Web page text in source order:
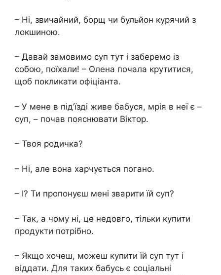
– Ні, звичайний, борщ чи бульйон курячий з
локшиною.
– Давай замовимо суп тут і заберемо із
собою, поїхали! – Олена почала крутитися,
щоб покликати офіціанта.
– У мене в під’їзді живе бабуся, мрія в неї є –
суп, – почав пояснювати Віктор.
– Твоя родичка?
– Ні, але вона харчується погано.
– І? Ти пропонуєш мені зварити їй суп?
– Так, а чому ні, це недовго, тільки купити
продукти потрібно.
– Якщо хочеш, можеш купити їй суп тут і
віддати. Для таких бабусь є соціальні